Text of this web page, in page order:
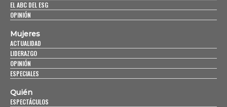
EL ABC DEL ESG
OPINIÓN
Mujeres
ACTUALIDAD
LIDERAZGO
OPINIÓN
ESPECIALES
Quién
ESPECTÁCULOS